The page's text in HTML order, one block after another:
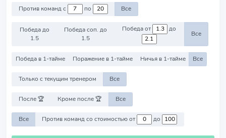
Против команд с по Все
Победа до
1.5
Победа соп. до
1.5
Победа от до
Все
Победа в 1-тайме Поражение в 1-тайме Ничья в 1-тайме Все
Только с текущим тренером Все
После 🏆 Кроме после 🏆 Все
Все Против команд со стоимостью от до